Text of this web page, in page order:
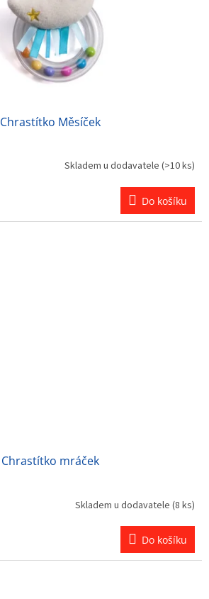
Chrastítko Měsíček
Skladem u dodavatele (>10 ks)
Do košíku
Chrastítko mráček
Skladem u dodavatele (8 ks)
Do košíku